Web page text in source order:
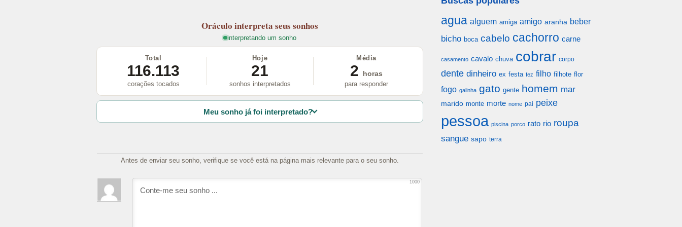
Oráculo interpreta seus sonhos
interpretando um sonho
Total
116.113
corações tocados
Hoje
21
sonhos interpretados
Média
2
horas
para responder
Meu sonho já foi interpretado?
Antes de enviar seu sonho, verifique se você está na página mais relevante para o seu sonho.
1000
agua alguem amiga amigo aranha beber
bicho boca cabelo cachorro carne
casamento cavalo chuva cobrar corpo
dente dinheiro ex festa fez filho filhote flor
fogo galinha gato gente homem mar
marido monte morte nome pai peixe
pessoa piscina porco rato rio roupa
sangue sapo terra